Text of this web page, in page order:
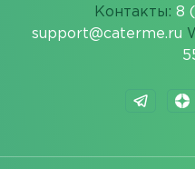
Контакты: 8
support@caterme.ru